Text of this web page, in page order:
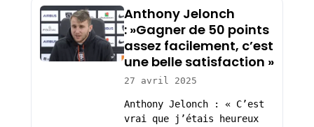
Anthony Jelonch
: »Gagner de 50 points
assez facilement, c’est
une belle satisfaction »
27 avril 2025
Anthony Jelonch : « C’est
vrai que j’étais heureux